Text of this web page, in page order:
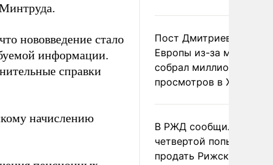
нововведение стало
информации.
справки
начислению
Пост Дмитриева о
Европы из-за
собрал миллион
просмотров в X
В РЖД сообщили о
четвертой попытке
продать Рижский